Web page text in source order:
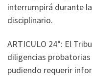
interrumpirá durante
disciplinario.
ARTICULO 24°: El
diligencias
pudiendo requerir